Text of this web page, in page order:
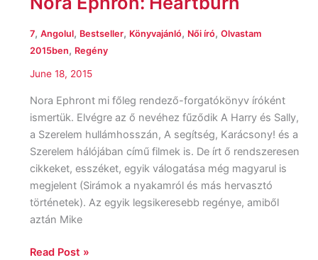
7, Angolul, Bestseller, Könyvajánló, Női író, Olvastam
2015ben, Regény
June 18, 2015
Nora Ephront mi főleg rendező-forgatókönyv íróként
ismertük. Elvégre az ő nevéhez fűződik A Harry és Sally,
a Szerelem hullámhosszán, A segítség, Karácsony! és a
Szerelem hálójában című filmek is. De írt ő rendszeresen
cikkeket, esszéket, egyik válogatása még magyarul is
megjelent (Sirámok a nyakamról és más hervasztó
történetek). Az egyik legsikeresebb regénye, amiből
aztán Mike
Read Post »